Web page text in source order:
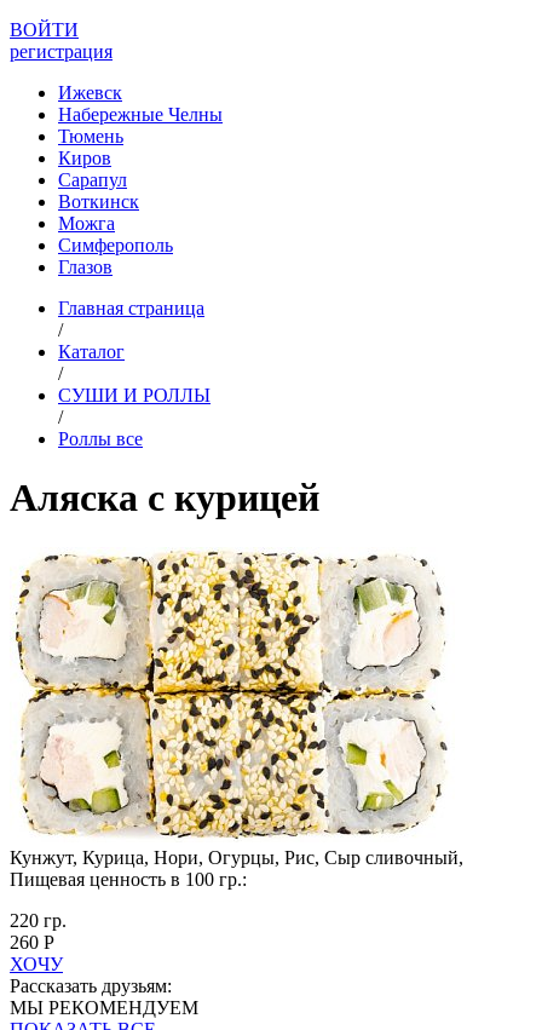
ВОЙТИ
регистрация
Ижевск
Набережные Челны
Тюмень
Киров
Сарапул
Воткинск
Можга
Симферополь
Глазов
Главная страница
/
Каталог
/
СУШИ И РОЛЛЫ
/
Роллы все
Аляска с курицей
Кунжут, Курица, Нори, Огурцы, Рис, Сыр сливочный,
Пищевая ценность в 100 гр.:
220 гр.
260 Р
ХОЧУ
Рассказать друзьям:
МЫ РЕКОМЕНДУЕМ